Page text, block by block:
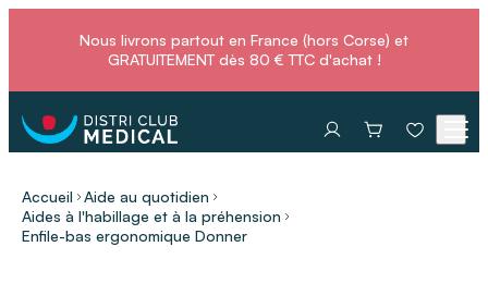
Nous livrons partout en France (hors Corse) et
GRATUITEMENT dès 80 € TTC d'achat !
Accueil
Aide au quotidien
Aides à l'habillage et à la préhension
Enfile-bas ergonomique Donner